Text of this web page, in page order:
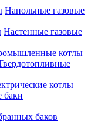
Напольные газовые
Настенные газовые
котлы
котлы
баки